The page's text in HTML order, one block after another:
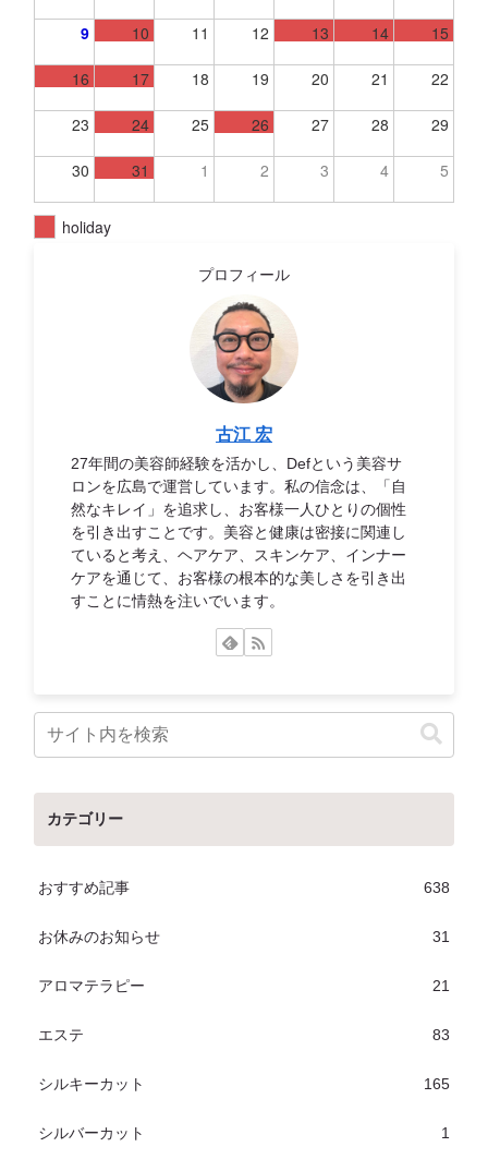
9 10 11 12 13 14 15
16 17 18 19 20 21 22
23 24 25 26 27 28 29
30 31 1 2 3 4 5
holiday
プロフィール
古江 宏
27年間の美容師経験を活かし、Defという美容サ
ロンを広島で運営しています。私の信念は、「自
然なキレイ」を追求し、お客様一人ひとりの個性
を引き出すことです。美容と健康は密接に関連し
ていると考え、ヘアケア、スキンケア、インナー
ケアを通じて、お客様の根本的な美しさを引き出
すことに情熱を注いでいます。
カテゴリー
おすすめ記事 638
お休みのお知らせ 31
アロマテラピー 21
エステ 83
シルキーカット 165
シルバーカット 1